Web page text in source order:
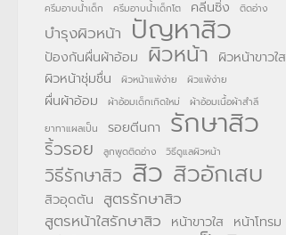
ครีมอาบน้ำเด็ก
ครีมอาบน้ำเด็กโต คลีนซิ่ง ติดอ่าง
บำรุงผิวหน้า ปัญหาสิว
ป้องกันผื่นผ้าอ้อม ผิวหน้า ผิวหน้าขาวใส
ผิวหน้าชุ่มชื่น
ผิวหน้าแพ้ง่าย ผิวแพ้ง่าย
ผื่นผ้าอ้อม ผ้าอ้อมเด็กเกิดใหม่
ผ้าอ้อมเนื้อผ้าสำลี
ยาทาแผลเป็น
รอยตีนกา รักษาสิว
ริ้วรอย ลูกพูดติดอ่าง วิธีดูแลผิวหน้า
วิธีรักษาสิว สิว สิวอักเสบ
สิวอุดตัน สูตรรักษาสิว
สูตรหน้าใสรักษาสิว หน้าขาวใส หน้าโทรม